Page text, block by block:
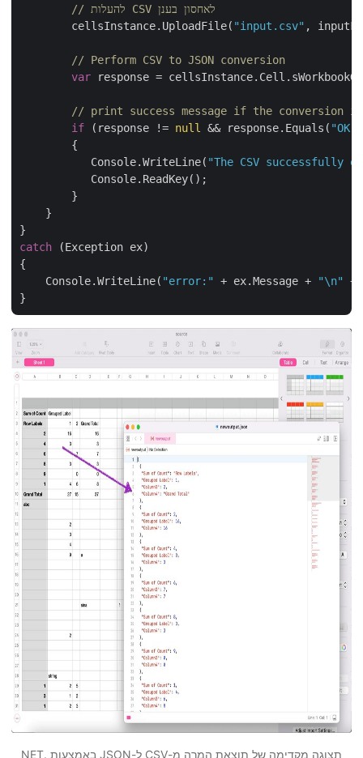
// להעלות CSV לאחסון בענן
        cellsInstance.UploadFile(
"input.csv" ,
// Perform CSV to JSON conversion
var response =
// print success message if the conversion
if (response != null && response.Equals(
        {
           Console.WriteLine(
"The CSV successfully
           Console.ReadKey();
        }
    }
catch (Exception ex)
    Console.WriteLine(
"error:" + ex.Message + "\n"
תצוגה מקדימה של תוצאת המרה מ-CSV ל-JSON באמצעות .NET